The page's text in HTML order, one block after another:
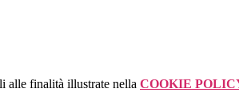
alle finalità illustrate nella COOKIE